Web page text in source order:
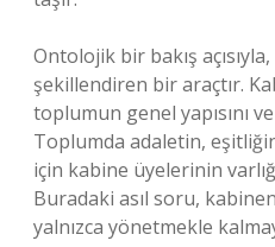
Ontolojik bir bakış
şekillendiren bir araçtır.
toplumun genel yapısını
Toplumda adaletin,
için kabine üyelerinin
Buradaki asıl soru,
yalnızca yönetmekle